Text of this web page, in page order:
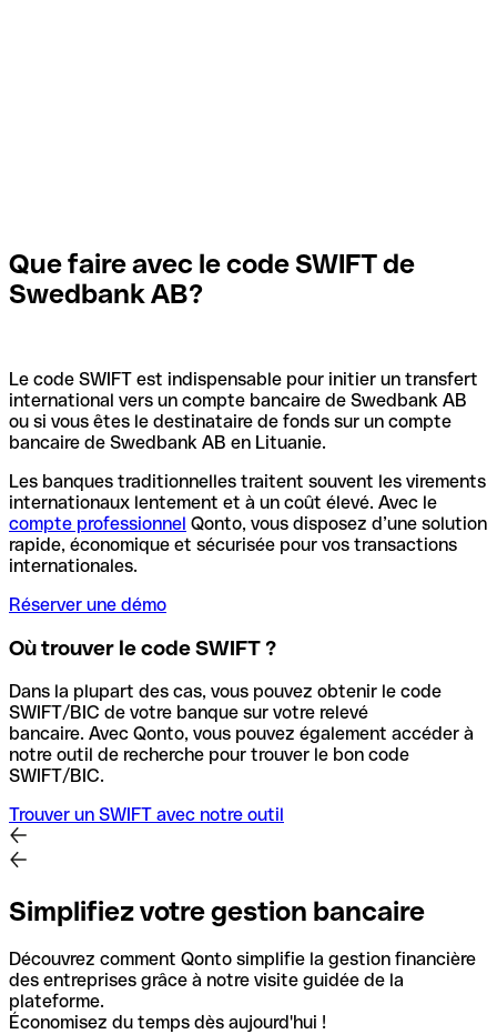
Que faire avec le code SWIFT de
Swedbank AB?
Le code SWIFT est indispensable pour initier un transfert
international vers un compte bancaire de Swedbank AB
ou si vous êtes le destinataire de fonds sur un compte
bancaire de Swedbank AB en Lituanie.
Les banques traditionnelles traitent souvent les virements
internationaux lentement et à un coût élevé. Avec le
compte professionnel Qonto, vous disposez d’une solution
rapide, économique et sécurisée pour vos transactions
internationales.
Réserver une démo
Où trouver le code SWIFT ?
Dans la plupart des cas, vous pouvez obtenir le code
SWIFT/BIC de votre banque sur votre relevé
bancaire. Avec Qonto, vous pouvez également accéder à
notre outil de recherche pour trouver le bon code
SWIFT/BIC.
Trouver un SWIFT avec notre outil
Simplifiez votre gestion bancaire
Découvrez comment Qonto simplifie la gestion financière
des entreprises grâce à notre visite guidée de la
plateforme.
Économisez du temps dès aujourd'hui !